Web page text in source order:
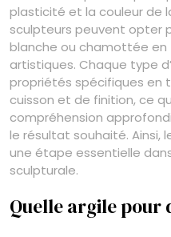
plasticité et la couleur de
sculpteurs peuvent opter
blanche ou chamottée en
artistiques. Chaque type
propriétés spécifiques en
cuisson et de finition, ce
compréhension
le résultat souhaité. Ainsi,
une étape essentielle
sculpturale.
Quelle argile pour